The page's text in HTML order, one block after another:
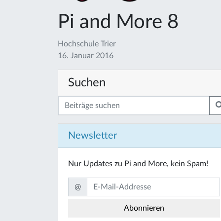
Pi and More 8
Hochschule Trier
16. Januar 2016
Suchen
Newsletter
Nur Updates zu Pi and More, kein Spam!
@